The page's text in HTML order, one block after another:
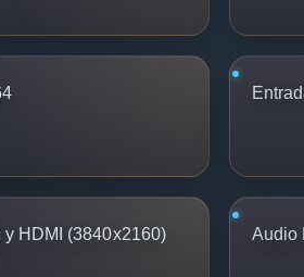
HDMI (3840x2160) Audio